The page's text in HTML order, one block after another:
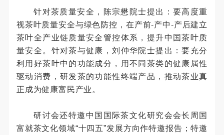
针对茶质量安全，陈宗懋院士提出：要高度重
视茶叶质量安全与绿色防控，在产前-产中-产后建立
茶叶全产业链质量安全管控体系，提升中国茶叶质
量安全。针对茶与健康，刘仲华院士提出：要充分
利用好茶叶中的功能成分，用不同茶类的健康属性
驱动消费，研发茶的功能性终端产品，推动茶业真
正成为健康富民产业。
研讨会还特邀中国国际茶文化研究会会长周国
富就茶文化领域“十四五”发展方向作特邀报告；特邀